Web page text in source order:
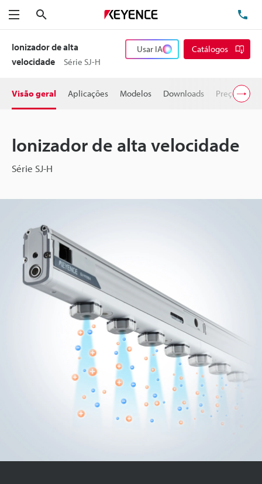
Menu
Ionizador de alta
velocidade
Série SJ-H
Usar IA Catálogos
Visão geral Aplicações Modelos Downloads Preço
Ionizador de alta velocidade
Série SJ-H